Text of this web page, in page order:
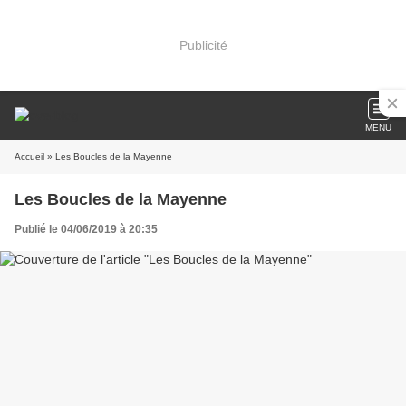
Publicité
MENU
Accueil » Les Boucles de la Mayenne
Les Boucles de la Mayenne
Publié le 04/06/2019 à 20:35